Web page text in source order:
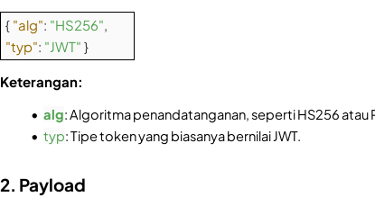
{ "alg": "HS256",
"typ": "JWT" }
Keterangan:
alg: Algoritma penandatanganan, seperti HS256 atau
typ: Tipe token yang biasanya bernilai JWT.
2. Payload